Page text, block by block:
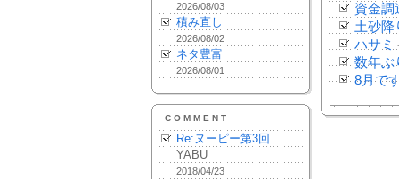
2026/08/03
積み直し
2026/08/02
ネタ豊富
2026/08/01
COMMENT
Re:ヌーピー第3回
YABU
2018/04/23
資金調
土砂降
ハサミ
数年ぶ
8月で